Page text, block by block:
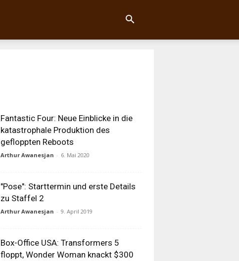
Fantastic Four: Neue Einblicke in die
katastrophale Produktion des
gefloppten Reboots
Arthur Awanesjan - 6. Mai 2020
"Pose": Starttermin und erste Details
zu Staffel 2
Arthur Awanesjan - 9. April 2019
Box-Office USA: Transformers 5
floppt, Wonder Woman knackt $300